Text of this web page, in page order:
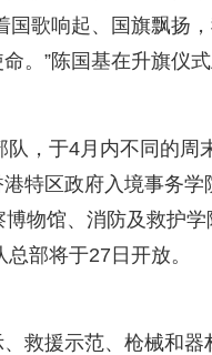
国歌响起、国旗飘扬
。”陈国基在升旗仪式
，于4月内不同的周
特区政府入境事务学
物馆、消防及救护
部将于27日开放。
救援示范、枪械和器